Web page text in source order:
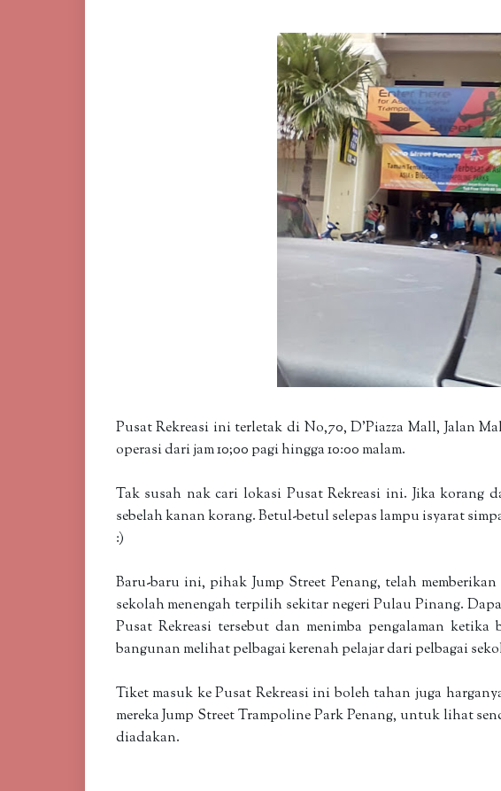
Pusat Rekreasi ini terletak di No,70, D'Piazza Mall, Jalan
operasi dari jam 10;00 pagi hingga 10:00 malam.
Tak susah nak cari lokasi Pusat Rekreasi ini. Jika korang
sebelah kanan korang. Betul-betul selepas lampu isyarat
:)
Baru-baru ini, pihak Jump Street Penang, telah
sekolah menengah terpilih sekitar negeri Pulau Pinang.
Pusat Rekreasi tersebut dan menimba pengalaman
bangunan melihat pelbagai kerenah pelajar dari pelbagai
Tiket masuk ke Pusat Rekreasi ini boleh tahan juga
mereka Jump Street Trampoline Park Penang, untuk lihat
diadakan.